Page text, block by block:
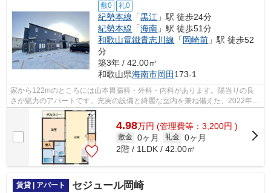
敷0 礼0
紀勢本線 「黒江 」駅 徒歩24分
紀勢本線 「海南 」駅 徒歩51分
和歌山電鐵貴志川線 「岡崎前 」駅 徒歩52
分
築3年 / 42.00㎡
和歌山県海南市岡田 173-1
家から122mのところには山本胃腸科・外科・内科があります。陽当りの良
さが魅力のアパートです。充実の設備と綺麗な室内を兼ね備えた、2022年築
の物件です。こちらの物件は眺望良好で...
4.98万円 (管理費等：3,200円 )
敷金 0ヶ月 礼金 0ヶ月
2階 / 1LDK / 42.00㎡
賃貸 | アパート セジュール岡崎